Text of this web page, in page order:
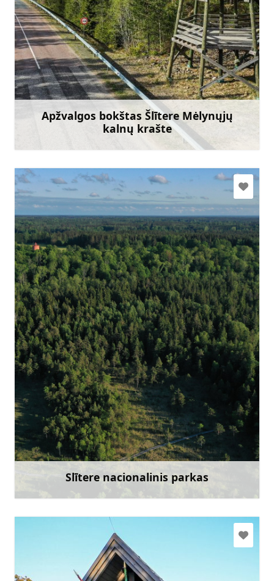
Apžvalgos bokštas Šlītere Mėlynųjų
kalnų krašte
slitere@daba.gov.lv
+371 67800389
Sužinoti daugiau
Slītere nacionalinis parkas
slitere@daba.gov.lv
+371 67800389
Eik su
Sužinoti daugiau